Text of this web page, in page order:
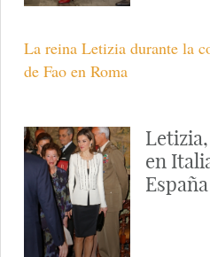
La reina Letizia durante la
de Fao en Roma
en
España